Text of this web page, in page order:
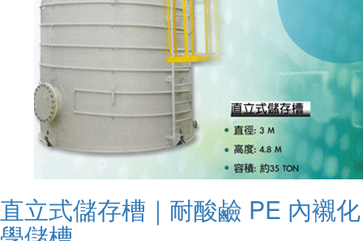
直立式儲存槽｜耐酸鹼 PE 內襯化